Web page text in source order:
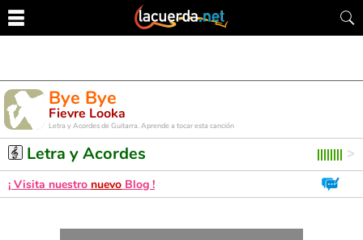
Bye Bye
Fievre Looka
Letra y Acordes de Guitarra. Aprende a tocar esta canción
Letra y Acordes
¡ Visita nuestro nuevo Blog !